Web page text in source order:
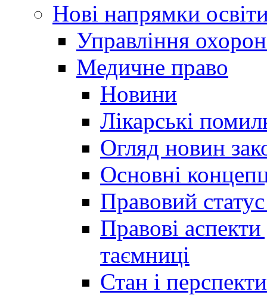
Нові напрямки
Управління
Медичне право
Новини
Лікарські
Огляд новин
Основні
Правовий
Правові
таємниці
Стан і